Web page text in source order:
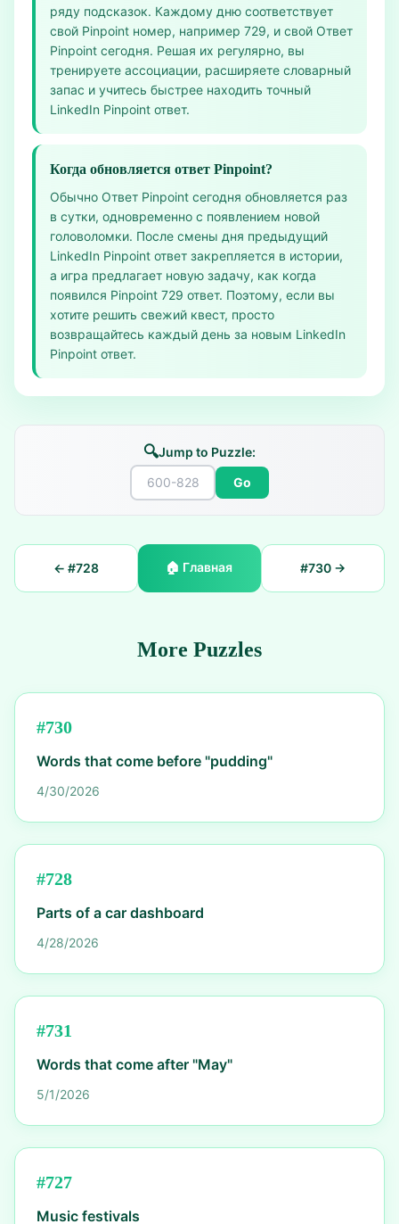
ряду подсказок. Каждому дню соответствует
свой Pinpoint номер, например 729, и свой Ответ
Pinpoint сегодня. Решая их регулярно, вы
тренируете ассоциации, расширяете словарный
запас и учитесь быстрее находить точный
LinkedIn Pinpoint ответ.
Когда обновляется ответ Pinpoint?
Обычно Ответ Pinpoint сегодня обновляется раз
в сутки, одновременно с появлением новой
головоломки. После смены дня предыдущий
LinkedIn Pinpoint ответ закрепляется в истории,
а игра предлагает новую задачу, как когда
появился Pinpoint 729 ответ. Поэтому, если вы
хотите решить свежий квест, просто
возвращайтесь каждый день за новым LinkedIn
Pinpoint ответ.
🔍Jump to Puzzle:
Go
← #728 🏠 Главная #730→
More Puzzles
#730
Words that come before "pudding"
4/30/2026
#728
Parts of a car dashboard
4/28/2026
#731
Words that come after "May"
5/1/2026
#727
Music festivals